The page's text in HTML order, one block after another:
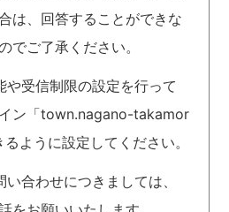
は、回答することができな
でご了承ください。
や受信制限の設定を行って
ン「town.nagano-takamor
ように設定してください。
合わせにつきましては、